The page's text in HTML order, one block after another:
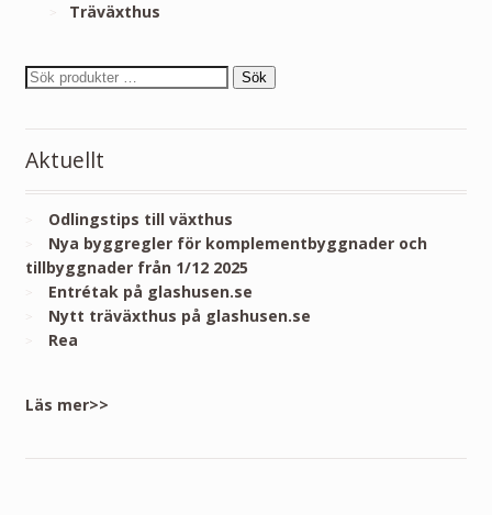
Träväxthus
Sök
Aktuellt
Odlingstips till växthus
Nya byggregler för komplementbyggnader och
tillbyggnader från 1/12 2025
Entrétak på glashusen.se
Nytt träväxthus på glashusen.se
Rea
Läs mer>>